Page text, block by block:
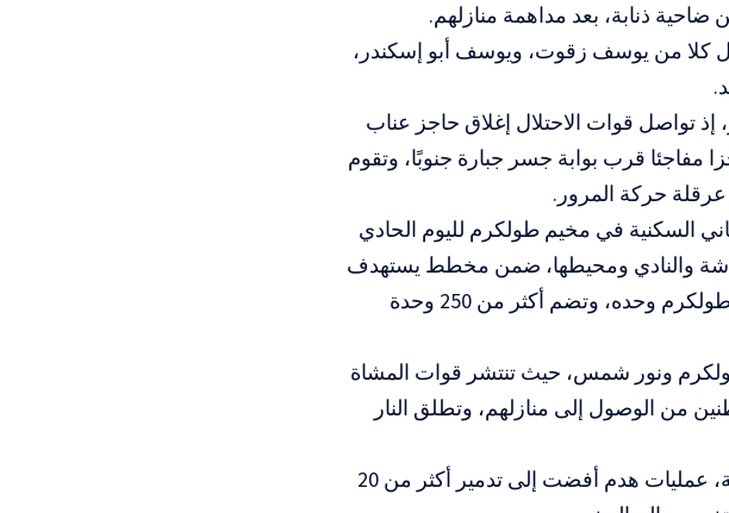
ذنابة، بعد مداهمة منازلهم.
كلا من يوسف زقوت، ويوسف أبو إسكندر،
تواصل قوات الاحتلال إغلاق حاجز عناب
مفاجئا قرب بوابة جسر جبارة جنوبًا، وتقوم
عرقلة حركة المرور.
السكنية في مخيم طولكرم لليوم الحادي
والنادي ومحيطها، ضمن مخطط يستهدف
هدم 106 مبان في المخيمين، منها 58 مبنى في مخيم طولكرم وحده، وتضم أكثر من 250 وحدة
ونور شمس، حيث تنتشر قوات المشاة
من الوصول إلى منازلهم، وتطلق النار
وكان مخيم نور شمس قد شهد، خلال الأسابيع الماضية، عمليات هدم أفضت إلى تدمير أكثر من 20